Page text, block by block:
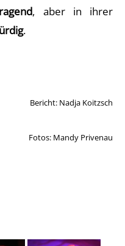
, aber in ihrer
.
Bericht: Nadja Koitzsch
Fotos: Mandy Privenau